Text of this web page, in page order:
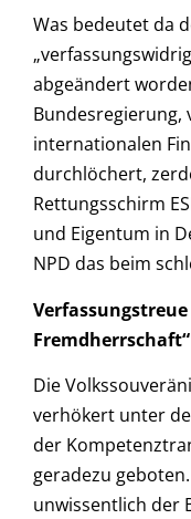
Was bedeutet da
abgeändert
Bundesregierung,
internationalen
durchlöchert,
Rettungsschirm
und Eigentum in
NPD das beim
Fremdherrschaft“
Die
verhökert unter
der
geradezu
unwissentlich der